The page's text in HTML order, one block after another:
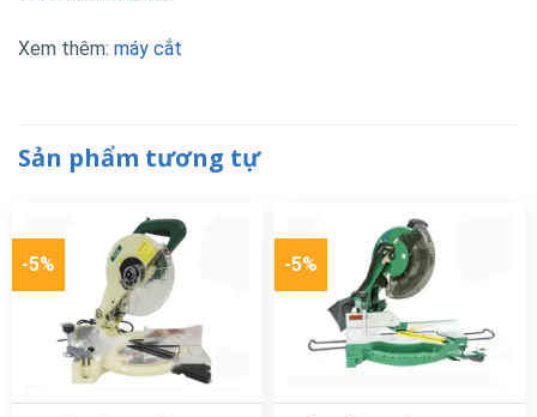
Xem thêm: máy cắt
Sản phẩm tương tự
-5% -5%